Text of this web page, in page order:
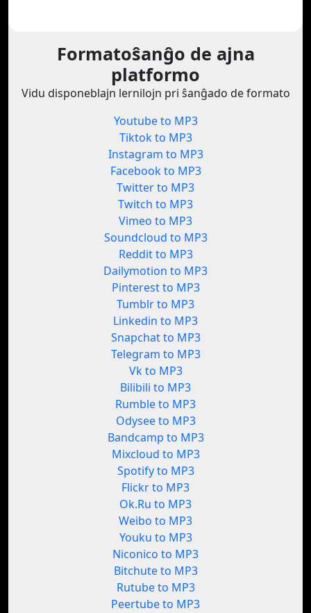
Formatoŝanĝo de ajna
platformo
Vidu disponeblajn lernilojn pri ŝanĝado de formato
Youtube to MP3
Tiktok to MP3
Instagram to MP3
Facebook to MP3
Twitter to MP3
Twitch to MP3
Vimeo to MP3
Soundcloud to MP3
Reddit to MP3
Dailymotion to MP3
Pinterest to MP3
Tumblr to MP3
Linkedin to MP3
Snapchat to MP3
Telegram to MP3
Vk to MP3
Bilibili to MP3
Rumble to MP3
Odysee to MP3
Bandcamp to MP3
Mixcloud to MP3
Spotify to MP3
Flickr to MP3
Ok.Ru to MP3
Weibo to MP3
Youku to MP3
Niconico to MP3
Bitchute to MP3
Rutube to MP3
Peertube to MP3